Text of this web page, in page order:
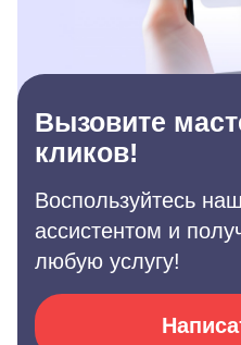
Вызовите
кликов!
Воспользуйтесь
ассистентом и
любую услугу!